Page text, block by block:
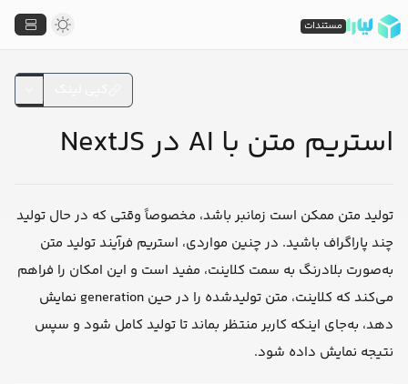
استریم متن با AI در NextJS
تولید متن ممکن است زمانبر باشد، مخصوصاً وقتی که در حال تولید
چند پاراگراف باشید. در چنین مواردی، استریم فرآیند تولید متن
به‌صورت بلادرنگ به سمت کلاینت، مفید است و این امکان را فراهم
می‌کند که کلاینت، متن تولیدشده را در حین generation نمایش
دهد، به‌جای اینکه کاربر منتظر بماند تا تولید کامل شود و سپس
نتیجه نمایش داده شود.
مستندات